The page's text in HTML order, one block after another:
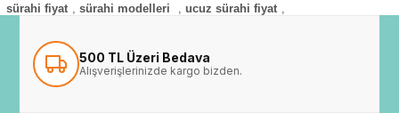
sürahi fiyat sürahi modelleri ucuz sürahi fiyat
500 TL Üzeri Bedava
Alışverişlerinizde kargo bizden.